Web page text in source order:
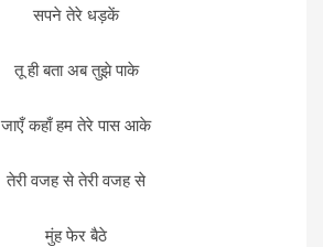
सपने तेरे धड़कें
तू ही बता अब तुझे पाके
जाएँ कहाँ हम तेरे पास आके
तेरी वजह से तेरी वजह से
मुंह फेर बैठे